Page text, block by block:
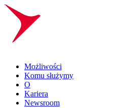
Możliwości
Komu służymy
O
Kariera
Newsroom